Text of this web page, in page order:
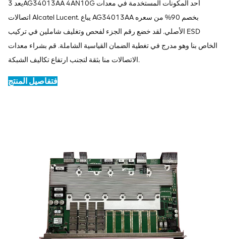
يعد 3AG34013AA 4AN10G أحد المكونات المستخدمة في معدات
اتصالات Alcatel Lucent. يباع AG34013AA بخصم 90% من سعره
الأصلي. لقد خضع رقم الجزء لفحص وتغليف شاملين في تركيب ESD
الخاص بنا وهو مدرج في تغطية الضمان القياسية الشاملة. قم بشراء معدات
الاتصالات منا بثقة لتجنب ارتفاع تكاليف الشبكة.
فتفاصيل المنتج